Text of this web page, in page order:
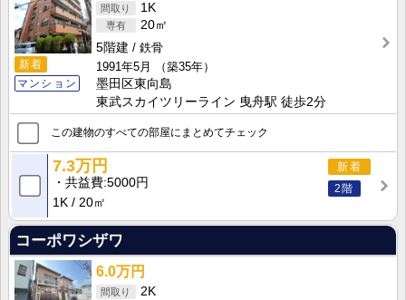
新着
マンション
1K
20㎡
5階建
鉄骨
1991年5月
（築35年）
墨田区東向島
東武スカイツリーライン 曳舟駅 徒歩2分
この建物のすべての部屋にまとめてチェック
新着
2階
7.3万円
共益費 5000円
1K
20㎡
コーポワシザワ
6.0万円
2K